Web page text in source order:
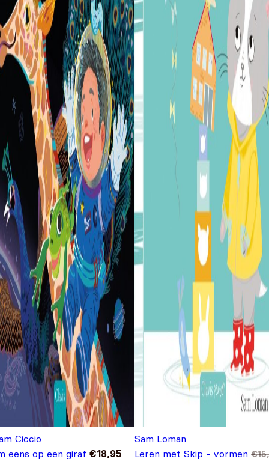
Ciccio
eens op een giraf €18,95
Sam Loman
Leren met Skip - vormen €